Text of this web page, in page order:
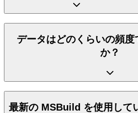
データはどのくらいの頻
か？
最新の MSBuild を使用して